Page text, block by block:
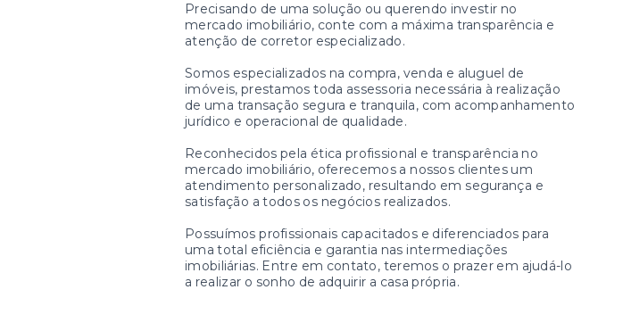
Precisando de uma solução ou querendo investir no
mercado imobiliário, conte com a máxima transparência e
atenção de corretor especializado.
Somos especializados na compra, venda e aluguel de
imóveis, prestamos toda assessoria necessária à realização
de uma transação segura e tranquila, com acompanhamento
jurídico e operacional de qualidade.
Reconhecidos pela ética profissional e transparência no
mercado imobiliário, oferecemos a nossos clientes um
atendimento personalizado, resultando em segurança e
satisfação a todos os negócios realizados.
Possuímos profissionais capacitados e diferenciados para
uma total eficiência e garantia nas intermediações
imobiliárias. Entre em contato, teremos o prazer em ajudá-lo
a realizar o sonho de adquirir a casa própria.